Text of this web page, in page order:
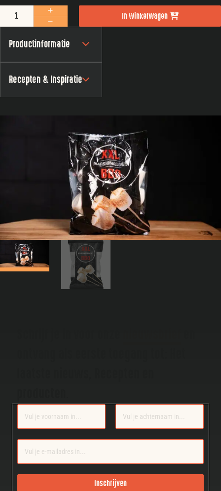
XXL BBQ Marshmallows aantal In winkelwagen
Productinformatie
Recepten & Inspiratie
Section
Inschrijven